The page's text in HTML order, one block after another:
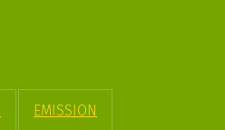
EMISSION